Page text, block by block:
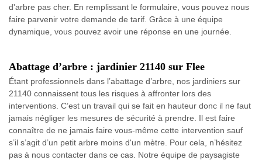
d'arbre pas cher. En remplissant le formulaire, vous pouvez nous
faire parvenir votre demande de tarif. Grâce à une équipe
dynamique, vous pouvez avoir une réponse en une journée.
Abattage d’arbre : jardinier 21140 sur Flee
Étant professionnels dans l’abattage d’arbre, nos jardiniers sur
21140 connaissent tous les risques à affronter lors des
interventions. C’est un travail qui se fait en hauteur donc il ne faut
jamais négliger les mesures de sécurité à prendre. Il est faire
connaître de ne jamais faire vous-même cette intervention sauf
s’il s’agit d’un petit arbre moins d'un mètre. Pour cela, n’hésitez
pas à nous contacter dans ce cas. Notre équipe de paysagiste